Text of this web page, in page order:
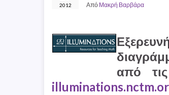
2012 Από Μακρή Βαρβάρα
από